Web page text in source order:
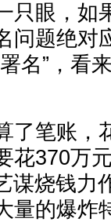
只眼，如
问题绝对
名”，看
笔账，
花370万
谋烧钱力
量的爆炸